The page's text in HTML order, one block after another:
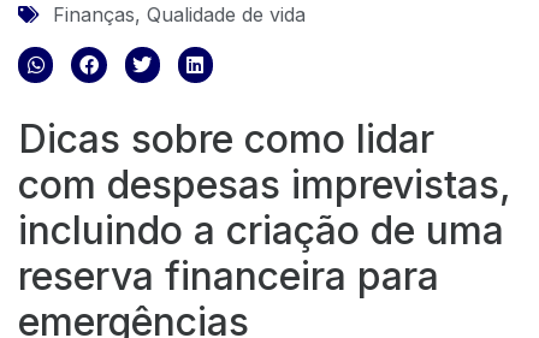
Finanças, Qualidade de vida
Dicas sobre como lidar
com despesas imprevistas,
incluindo a criação de uma
reserva financeira para
emergências